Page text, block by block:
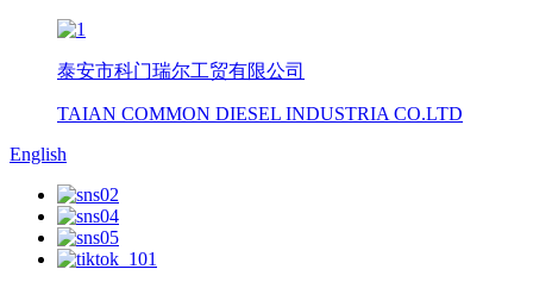
泰安市科门瑞尔工贸有限公司
TAIAN COMMON DIESEL INDUSTRIA CO.LTD
English